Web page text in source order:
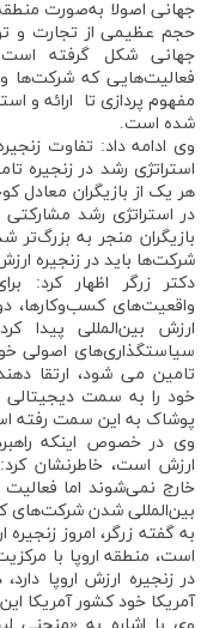
جهانی اصولا به‌صورت
حجم عظیمی از تجارت و
جهانی شکل گرفته
فعالیت‌هایی که شرکت‌ها و
مفهوم پردازی تا ارائه و
شده است.
وی ادامه داد: تفاوت
استراتژی رشد در زنجیره
هر یک از بازیگران معادل
در استراتژی رشد
بازیگران منجر به بزرگ‌تر
شرکت‌ها باید در زنجیره
دکتر زرگر اظهار کرد:
واقعیت‌های کسب‌وکارها،
ارزش بین‌المللی
سیاستگذاری‌های اصولی
تامین می شود، ارتقا
خود را به سمت
پوشاک به این سمت رفته
وی در خصوص اینکه
ارزش است، خاطرنشان
خارج نمی‌شوند اما
بین‌المللی شدن شرکت‌های
به گفته زرگر، امروز
است، منطقه اروپا با
در زنجیره ارزش اروپا
آمریکا خود کشور آمریکا